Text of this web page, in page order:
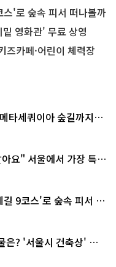
'로 숲속 피서 떠나볼까
영화관' 무료 상영
즈카페·어린이 체력장
타세쿼이아 숲길까지…
요" 서울에서 가장 특별
9코스'로 숲속 피서 떠
은? '서울시 건축상' 수